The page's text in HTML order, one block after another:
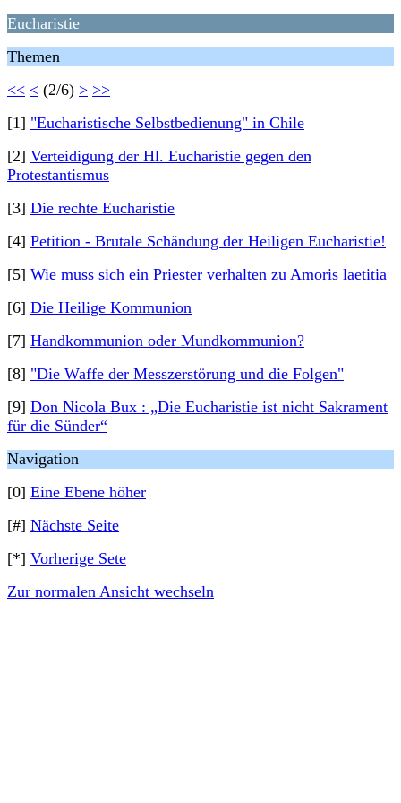
Eucharistie
Themen
<< < (2/6) > >>
[1] "Eucharistische Selbstbedienung" in Chile
[2] Verteidigung der Hl. Eucharistie gegen den
Protestantismus
[3] Die rechte Eucharistie
[4] Petition - Brutale Schändung der Heiligen Eucharistie!
[5] Wie muss sich ein Priester verhalten zu Amoris laetitia
[6] Die Heilige Kommunion
[7] Handkommunion oder Mundkommunion?
[8] "Die Waffe der Messzerstörung und die Folgen"
[9] Don Nicola Bux : „Die Eucharistie ist nicht Sakrament
für die Sünder“
Navigation
[0] Eine Ebene höher
[#] Nächste Seite
[*] Vorherige Sete
Zur normalen Ansicht wechseln